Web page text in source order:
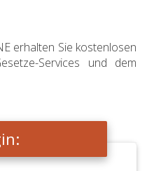
erhalten Sie kostenlosen
Services und dem